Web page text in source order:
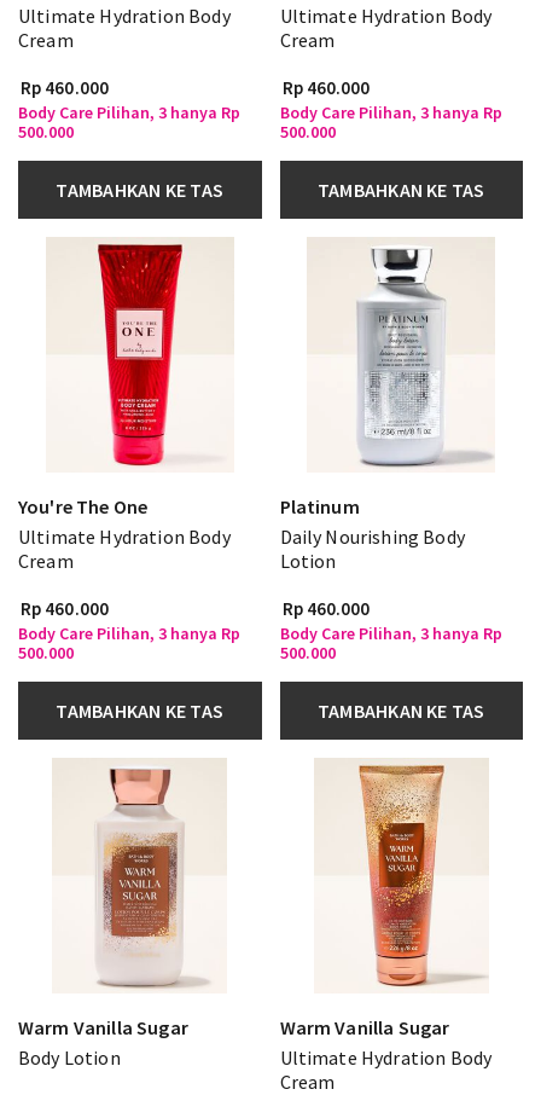
Ultimate Hydration Body
Cream
Rp 460.000
Body Care Pilihan, 3 hanya Rp
500.000
TAMBAHKAN KE TAS
Ultimate Hydration Body
Cream
Rp 460.000
Body Care Pilihan, 3 hanya Rp
500.000
TAMBAHKAN KE TAS
You're The One
Ultimate Hydration Body
Cream
Rp 460.000
Body Care Pilihan, 3 hanya Rp
500.000
TAMBAHKAN KE TAS
Platinum
Daily Nourishing Body
Lotion
Rp 460.000
Body Care Pilihan, 3 hanya Rp
500.000
TAMBAHKAN KE TAS
Warm Vanilla Sugar
Body Lotion
Warm Vanilla Sugar
Ultimate Hydration Body
Cream